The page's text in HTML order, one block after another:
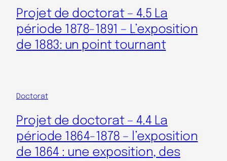
Projet de doctorat – 4.5 La
période 1878-1891 – L’exposition
de 1883: un point tournant
Doctorat
Projet de doctorat – 4.4 La
période 1864-1878 – l’exposition
de 1864 : une exposition, des